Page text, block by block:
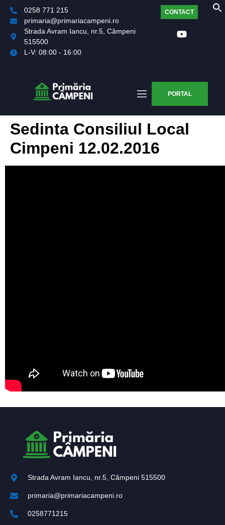
0258 771 215
primaria@primariacampeni.ro
Strada Avram Iancu, nr.5, Câmpeni
515500
L-V: 08:00 - 16:00
CONTACT
PORTAL
Sedinta Consiliul Local
Cimpeni 12.02.2016
Strada Avram Iancu, nr.5, Câmpeni 515500
primaria@primariacampeni.ro
0258771215